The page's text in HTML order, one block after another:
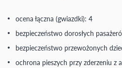
ocena łączna (gwiazdki): 4
bezpieczeństwo dorosłych
bezpieczeństwo przewożonych
ochrona pieszych przy zderzeniu z